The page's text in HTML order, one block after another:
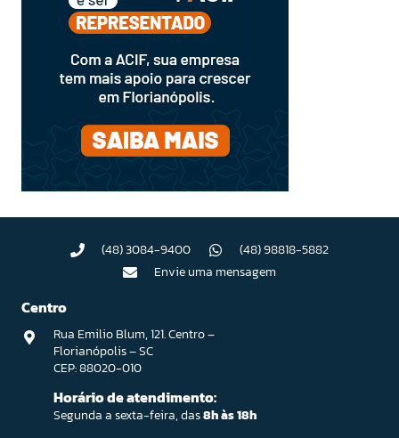
(48) 3084-9400
(48) 98818-5882
Envie uma mensagem
Centro
Rua Emilio Blum, 121. Centro –
Florianópolis – SC
CEP: 88020-010
Horário de atendimento:
Segunda a sexta-feira, das8h às 18h